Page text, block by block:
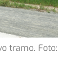
tramo. Foto: